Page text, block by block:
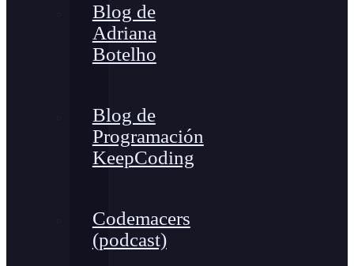
Blog de
Adriana
Botelho
Blog de
Programación
KeepCoding
Codemacers
(podcast)